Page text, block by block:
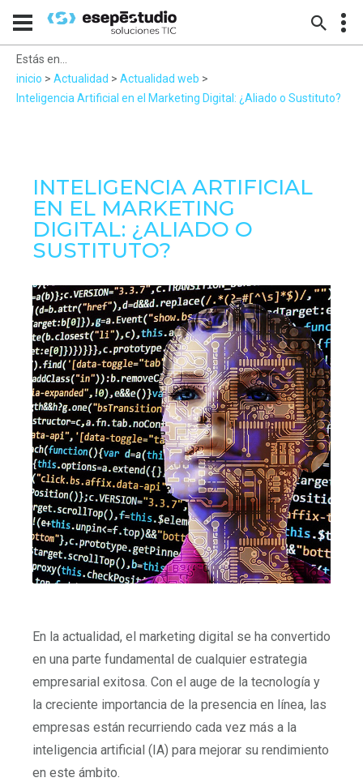
Estás en...
inicio > Actualidad > Actualidad web >
Inteligencia Artificial en el Marketing Digital: ¿Aliado o Sustituto?
INTELIGENCIA ARTIFICIAL
EN EL MARKETING
DIGITAL: ¿ALIADO O
SUSTITUTO?
En la actualidad, el marketing digital se ha convertido
en una parte fundamental de cualquier estrategia
empresarial exitosa. Con el auge de la tecnología y
la creciente importancia de la presencia en línea, las
empresas están recurriendo cada vez más a la
inteligencia artificial (IA) para mejorar su rendimiento
en este ámbito.